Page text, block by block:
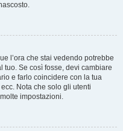
l’ora che stai vedendo potrebbe
tuo. Se così fosse, devi cambiare
e farlo coincidere con la tua
Nota che solo gli utenti
impostazioni.